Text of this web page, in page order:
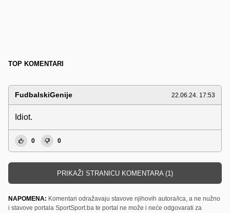
TOP KOMENTARI
FudbalskiGenije 22.06.24. 17:53
Idiot.
0 0
PRIKAŽI STRANICU KOMENTARA (1)
NAPOMENA: Komentari odražavaju stavove njihovih autora/ica, a ne nužno
i stavove portala SportSport.ba te portal ne može i neće odgovarati za